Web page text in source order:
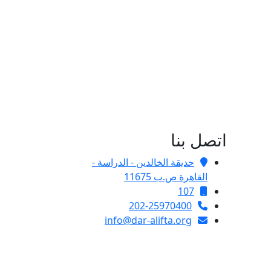
اتصل بنا
حديقة الخالدين - الدراسة -
القاهرة ص.ب 11675
107
202-25970400
info@dar-alifta.org